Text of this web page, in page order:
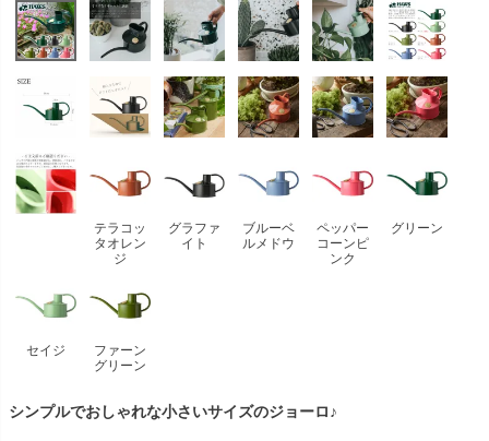
テラコッ
タオレン
ジ
グラファ
イト
ブルーベ
ルメドウ
ペッパー
コーンピ
ンク
グリーン
セイジ
ファーン
グリーン
シンプルでおしゃれな小さいサイズのジョーロ♪